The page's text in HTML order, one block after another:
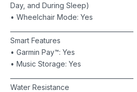
Day, and During Sleep)
• Wheelchair Mode: Yes
Smart Features
• Garmin Pay™: Yes
• Music Storage: Yes
Water Resistance